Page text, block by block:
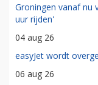
Groningen vanaf nu
uur rijden'
04 aug 26
easyJet wordt
06 aug 26